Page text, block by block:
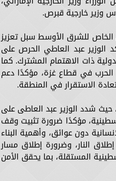
وزير خارجية قبرص.
الخاص للشرق الأوسط سبل تعزيز
الوزير عبد العاطي الحرص على
ذات الاهتمام المشترك. كما
الحرب في قطاع غزة، مؤكدًا دعم
الاستقرار في المنطقة.
حيث شدد الوزير عبد العاطى على
مؤكدًا ضرورة تثبيت وقف
دون عوائق، وأهمية البناء
وقف إطلاق النار، وضرورة إطلاق مسار
المستقلة، بما يحقق الأمن